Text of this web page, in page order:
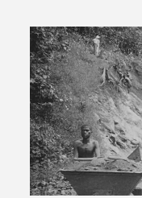
connexion
Avantages fidélité